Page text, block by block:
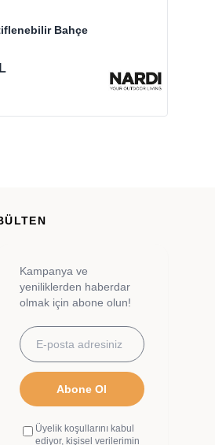
Bahçe
Kampanya ve
yeniliklerden haberdar
olmak için abone olun!
Abone Ol
Üyelik koşullarını kabul
ediyor, kişisel verilerimin